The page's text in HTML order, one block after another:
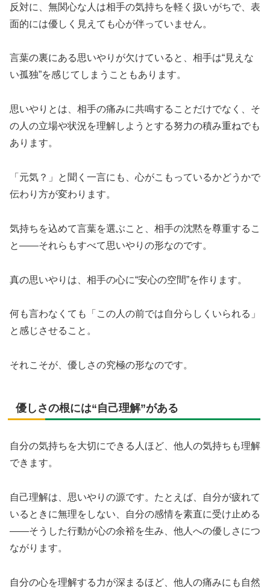
反対に、無関心な人は相手の気持ちを軽く扱いがちで、表
面的には優しく見えても心が伴っていません。
言葉の裏にある思いやりが欠けていると、相手は“見えな
い孤独”を感じてしまうこともあります。
思いやりとは、相手の痛みに共鳴することだけでなく、そ
の人の立場や状況を理解しようとする努力の積み重ねでも
あります。
「元気？」と聞く一言にも、心がこもっているかどうかで
伝わり方が変わります。
気持ちを込めて言葉を選ぶこと、相手の沈黙を尊重するこ
と――それらもすべて思いやりの形なのです。
真の思いやりは、相手の心に“安心の空間”を作ります。
何も言わなくても「この人の前では自分らしくいられる」
と感じさせること。
それこそが、優しさの究極の形なのです。
優しさの根には“自己理解”がある
自分の気持ちを大切にできる人ほど、他人の気持ちも理解
できます。
自己理解は、思いやりの源です。たとえば、自分が疲れて
いるときに無理をしない、自分の感情を素直に受け止める
――そうした行動が心の余裕を生み、他人への優しさにつ
ながります。
自分の心を理解する力が深まるほど、他人の痛みにも自然